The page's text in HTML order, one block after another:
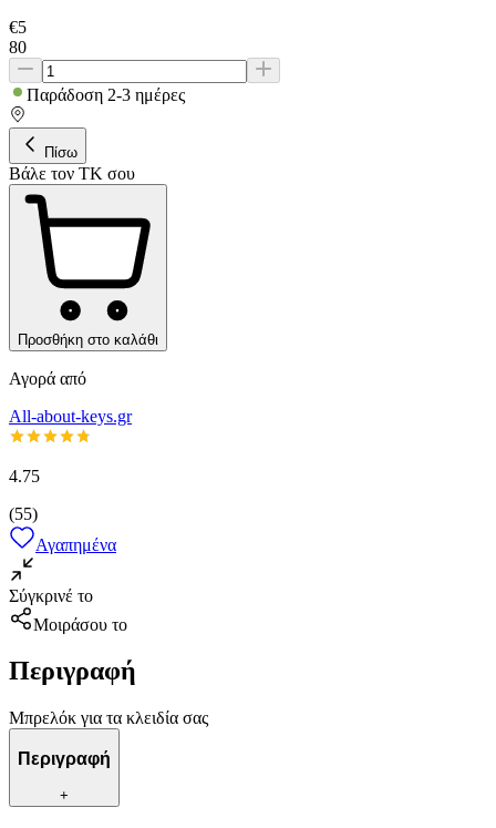
€5
80
Παράδοση 2-3 ημέρες
Πίσω
Βάλε τον ΤΚ σου
Προσθήκη στο καλάθι
Αγορά από
All-about-keys.gr
4.75
(55)
Αγαπημένα
Σύγκρινέ το
Μοιράσου το
Περιγραφή
Μπρελόκ για τα κλειδία σας
Περιγραφή
+